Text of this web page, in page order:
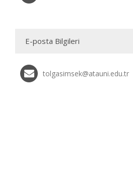
E-posta Bilgileri
tolgasimsek@atauni.edu.tr